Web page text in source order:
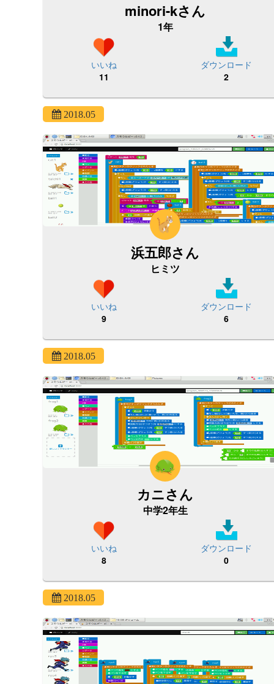
minori-kさん
1年
いいね
11
ダウンロード
2
2018.05
浜五郎さん
ヒミツ
いいね
9
ダウンロード
6
2018.05
カニさん
中学2年生
いいね
8
ダウンロード
0
2018.05